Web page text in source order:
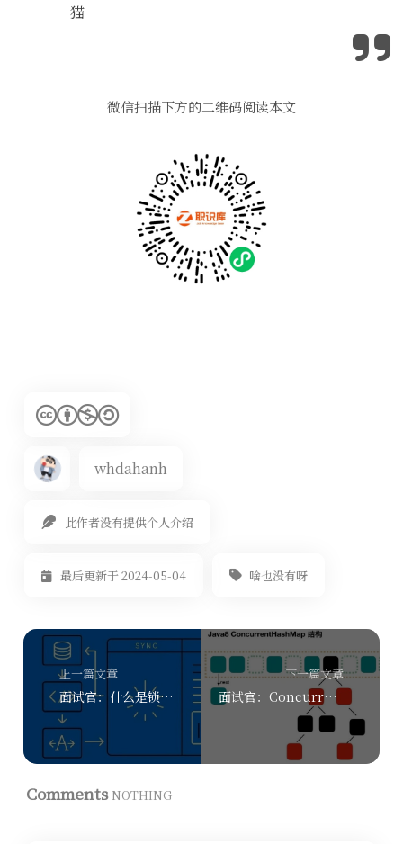
猫
微信扫描下方的二维码阅读本文
whdahanh
此作者没有提供个人介绍
最后更新于 2024-05-04 啥也没有呀
上一篇文章
面试官：什么是锁？Java中有哪些不同类型的锁？
下一篇文章
面试官：ConcurrentHashMap允许多少个线程同时写入？
Comments NOTHING